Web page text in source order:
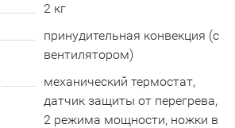
2 кг
принудительная конвекция (с
вентилятором)
механический термостат,
датчик защиты от перегрева,
2 режима мощности, ножки в